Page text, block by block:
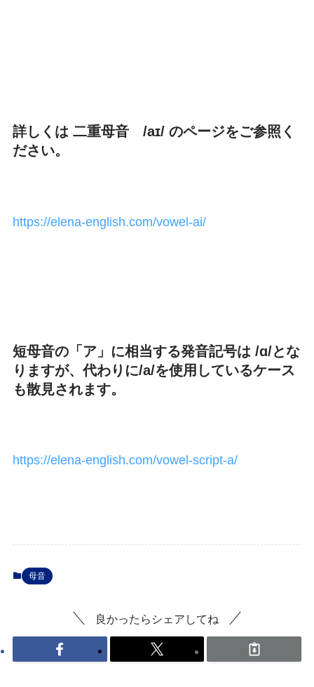
詳しくは 二重母音 /aɪ/ のページをご参照く
ださい。
https://elena-english.com/vowel-ai/
短母音の「ア」に相当する発音記号は /ɑ/とな
りますが、代わりに/a/を使用しているケース
も散見されます。
https://elena-english.com/vowel-script-a/
母音
良かったらシェアしてね